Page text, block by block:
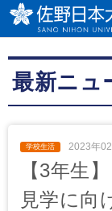
最新ニュ
2023年
【3年生
見学に